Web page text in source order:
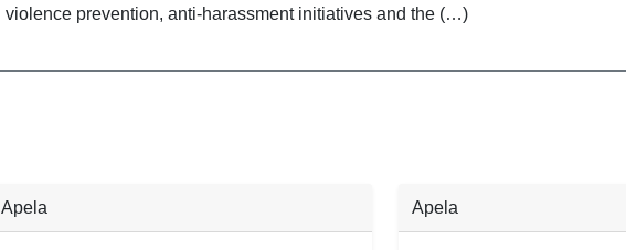
violence prevention, anti-harassment initiatives and the (…)
Apela Apela